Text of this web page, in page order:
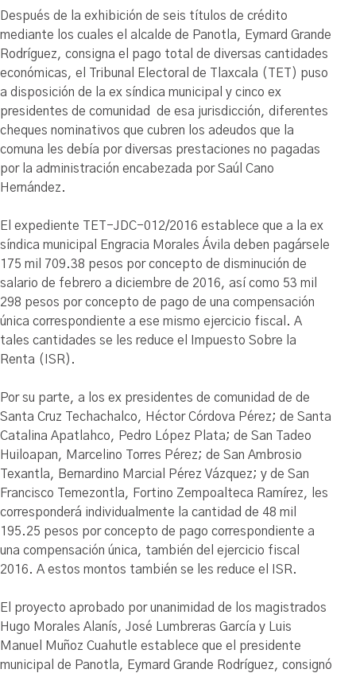
Después de la exhibición de seis títulos de crédito
mediante los cuales el alcalde de Panotla, Eymard Grande
Rodríguez, consigna el pago total de diversas cantidades
económicas, el Tribunal Electoral de Tlaxcala (TET) puso
a disposición de la ex síndica municipal y cinco ex
presidentes de comunidad de esa jurisdicción, diferentes
cheques nominativos que cubren los adeudos que la
comuna les debía por diversas prestaciones no pagadas
por la administración encabezada por Saúl Cano
Hernández.
El expediente TET-JDC-012/2016 establece que a la ex
síndica municipal Engracia Morales Ávila deben pagársele
175 mil 709.38 pesos por concepto de disminución de
salario de febrero a diciembre de 2016, así como 53 mil
298 pesos por concepto de pago de una compensación
única correspondiente a ese mismo ejercicio fiscal. A
tales cantidades se les reduce el Impuesto Sobre la
Renta (ISR).
Por su parte, a los ex presidentes de comunidad de de
Santa Cruz Techachalco, Héctor Córdova Pérez; de Santa
Catalina Apatlahco, Pedro López Plata; de San Tadeo
Huiloapan, Marcelino Torres Pérez; de San Ambrosio
Texantla, Bernardino Marcial Pérez Vázquez; y de San
Francisco Temezontla, Fortino Zempoalteca Ramírez, les
corresponderá individualmente la cantidad de 48 mil
195.25 pesos por concepto de pago correspondiente a
una compensación única, también del ejercicio fiscal
2016. A estos montos también se les reduce el ISR.
El proyecto aprobado por unanimidad de los magistrados
Hugo Morales Alanís, José Lumbreras García y Luis
Manuel Muñoz Cuahutle establece que el presidente
municipal de Panotla, Eymard Grande Rodríguez, consignó